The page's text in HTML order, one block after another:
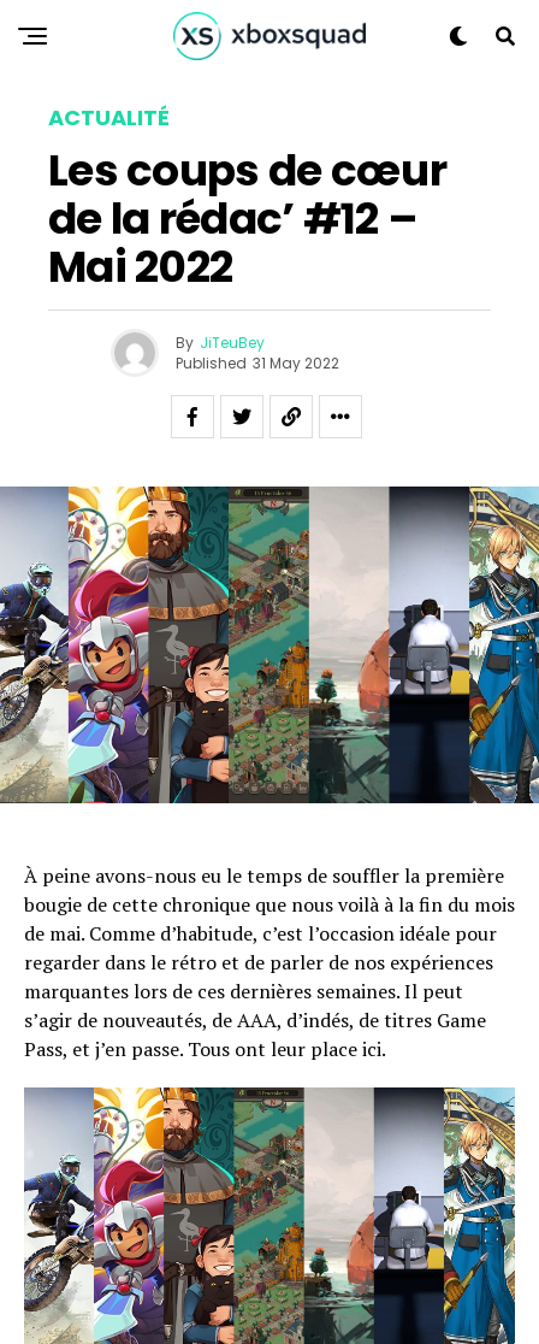
ACTUALITÉ
Les coups de cœur
de la rédac’ #12 –
Mai 2022
By JiTeuBey
Published 31 May 2022
À peine avons-nous eu le temps de souffler la première
bougie de cette chronique que nous voilà à la fin du mois
de mai. Comme d’habitude, c’est l’occasion idéale pour
regarder dans le rétro et de parler de nos expériences
marquantes lors de ces dernières semaines. Il peut
s’agir de nouveautés, de AAA, d’indés, de titres Game
Pass, et j’en passe. Tous ont leur place ici.